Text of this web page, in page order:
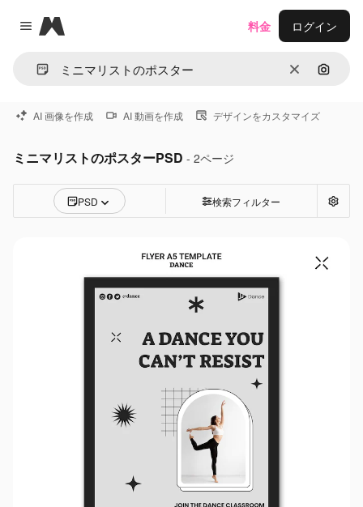
Close menu
Magnific
消去 画像で
料金 ログイン
AI 画像を作成 AI 動画を作成 デザインをカスタマイズ
ミニマリストのポスターPSD - 2ページ
PSD 検索フィルター